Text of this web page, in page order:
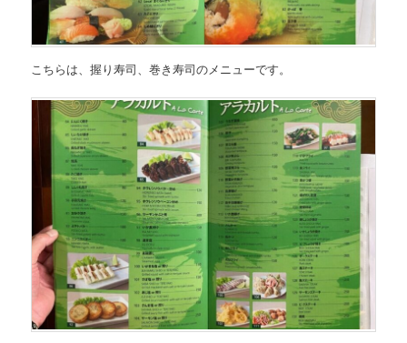
こちらは、握り寿司、巻き寿司のメニューです。